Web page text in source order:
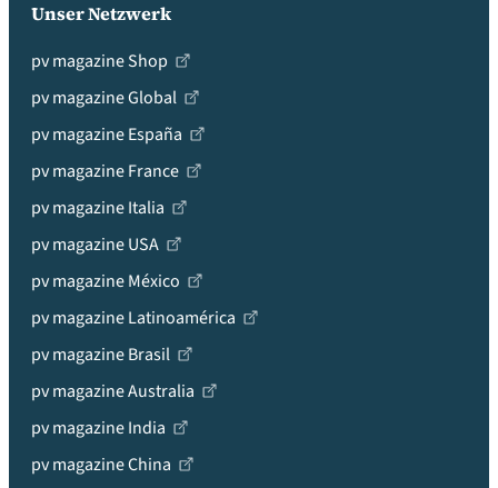
Unser Netzwerk
pv magazine Shop
pv magazine Global
pv magazine España
pv magazine France
pv magazine Italia
pv magazine USA
pv magazine México
pv magazine Latinoamérica
pv magazine Brasil
pv magazine Australia
pv magazine India
pv magazine China